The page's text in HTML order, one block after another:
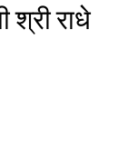
श्री राधे